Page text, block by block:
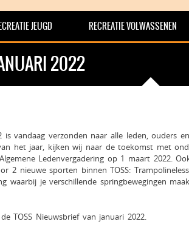
JEUGD RECREATIE VOLWASSENEN
2022
is vandaag verzonden naar alle leden, ouders en
het jaar, kijken wij naar de toekomst met
Ledenvergadering op 1 maart 2022.
2 nieuwe sporten binnen TOSS:
waarbij je verschillende springbewegingen
de TOSS Nieuwsbrief van januari 2022.